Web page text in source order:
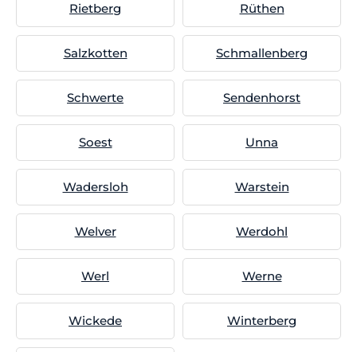
Rietberg Rüthen
Salzkotten Schmallenberg
Schwerte Sendenhorst
Soest Unna
Wadersloh Warstein
Welver Werdohl
Werl Werne
Wickede Winterberg